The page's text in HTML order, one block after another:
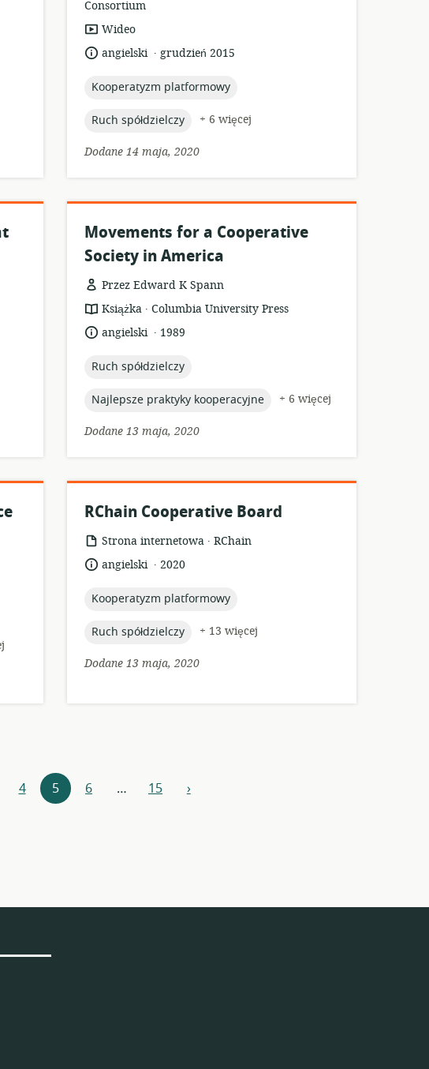
Consortium
format
zasobów:
Wideo
język:angielski .
datagrudzień 2015
topic:
Kooperatyzm platformowy
topic:
Ruch spółdzielczy
+ 6 więcej
Dodane 14 maja, 2020
Movements for a Cooperative
Society in America
Przez Edward K Spann
format
zasobów:
Książka .
wydawca:
Columbia University Press
język:angielski .
data1989
topic:
Ruch spółdzielczy
topic:
Najlepsze praktyky kooperacyjne
+ 6 więcej
Dodane 13 maja, 2020
RChain Cooperative Board
format
zasobów:
Strona internetowa .
wydawca:
RChain
język:angielski .
data2020
topic:
Kooperatyzm platformowy
topic:
Ruch spółdzielczy
+ 13 więcej
Dodane 13 maja, 2020
4 5 6 … 15 następny
›